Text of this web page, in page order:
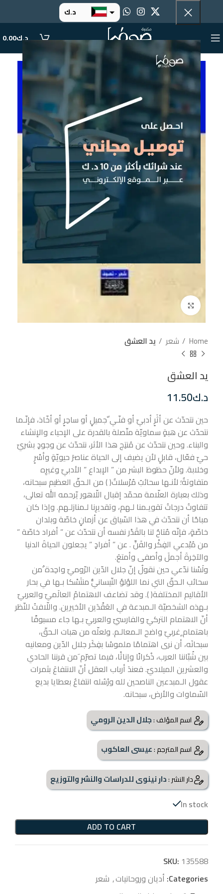
د.ك
ر.س
.د.ب
د.ك0.00
Home شعر يد العشق
يد العشق
د.ك11.50
حين نتحدّث عن أثَرٍ أدبيّ أو فنّـي ّجميلٍ أو ساحِرٍ أو أخّاذ، فإنّـما
نتحدّث عن هبةٍ سماويّة متّصلة بالقدرة على الإحياء والإنشاء
والبناء. وحين نتحدّث عن مُنتِج هذا الأثر، نتحدّث عن وجودٍ بشريّ
حيّ فعّال، قابلٍ لأن يضيف إلى الحياة عناصرَ حيويّةٍ وأسْرٍ
وخلابة. ولأنّ حظوظ البشر من ” الإبداع ” الأدبيّ وغيرِه
متفاوتةٌ؛ لأنـها سحائبُ مُرْسلاتٌ( ) من الـحقّ العظيم سبحانه،
وذلك بعبارة العلّامة محمّد إقبال اللّاهور يّرحمه الله تعالى،
تتفاوتُ درجاتُ تقويـمنا لـهم، وتقديرِنا لـمنازلـهم. وإذا كان
مباحًا أن نتحدّث في هذا السّياق عن أزمانٍ خاصّة وبلدان
خاصّةٍ، فإنّه مُتاحٌ لنا بالقَدْر نفسه أن نتحدّث عن ” أفراد خاصّة ”
من مُبْدعي الفِكْر والفَنِّ . عن ” أفرادٍ ” يجعلون الحياةَ الدنيا
والآخِرةَ أجملَ وأصفى وأمتعَ.
ولَسْنا ندّعي حين نقولُ إنّ جلال الدّين الرّوميّ واحِدة ٌمن
سحائب الـحقّ التي نما اللؤلؤ النّيسانيُّ منتَسْكا بـها في بحار
الأقاليم المختلفة( ). وقد تضاعف الاهتمامُ العالَميّ والعربيّ
بـهذه الشخصيّة الـمبدعة في العَقْدَين الأخيرين. واللّافتُ للنّظر
أنّ الاهتمام التركيّ والفارسيّ والعربيّ بـها جاء مسبوقًا
باهتمام ٍغربيّ واضح الـمعالـم. ولعلّه من هبات الـحقّ،
سبحانَه، أن نرى اهتمامًا ملموسًا بفِكَر جلال الدّين ومعانيه
بين شُبّاننا العرب، ذُكرانًا وإناثًا، فيما تصرّم َمن قرننا الحادي
والعشرين الميلاديّ. فعندَ أرباب العقل أنّ الانتفاعَ بثمرات
عقول الـمبدعين الناصحين لله ورُسُله انتفاعٌ بعطايا بديع
السّماوات والأرض، سبحانه.
اسم المؤلف :جلال الدين الرومي
اسم المترجم :عيسى العاكوب
دار النشر :دار نينوى للدراسات والنشر والتوزيع
In stock
ADD TO CART
SKU: 135588
Categories: أديان وروحانيات, شعر